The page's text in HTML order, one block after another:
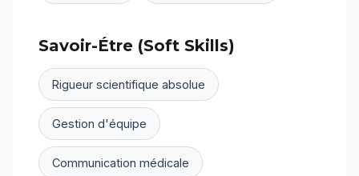
Savoir-Étre (Soft Skills)
Rigueur scientifique absolue
Gestion d'équipe
Communication médicale